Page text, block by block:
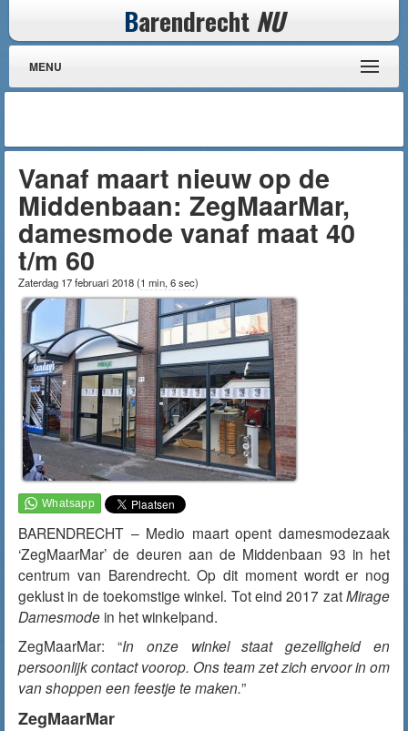
Barendrecht NU
MENU
Vanaf maart nieuw op de
Middenbaan: ZegMaarMar,
damesmode vanaf maat 40
t/m 60
Zaterdag 17 februari 2018(1 min, 6 sec)
BARENDRECHT – Medio maart opent damesmodezaak
‘ZegMaarMar’ de deuren aan de Middenbaan 93 in het
centrum van Barendrecht. Op dit moment wordt er nog
geklust in de toekomstige winkel. Tot eind 2017 zatMirage
Damesmode in het winkelpand.
ZegMaarMar: “In onze winkel staat gezelligheid en
persoonlijk contact voorop. Ons team zet zich ervoor in om
van shoppen een feestje te maken.”
ZegMaarMar